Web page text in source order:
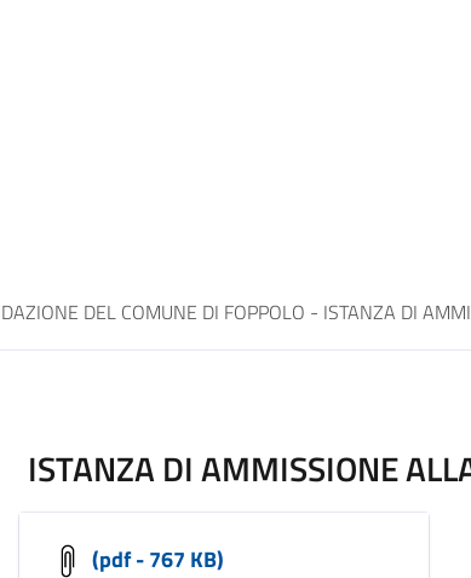
DEL COMUNE DI FOPPOLO - ISTANZA DI
ISTANZA DI AMMISSIONE
(pdf - 767 KB)